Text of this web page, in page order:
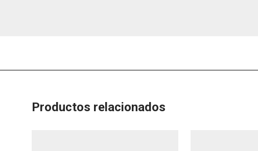
Productos relacionados